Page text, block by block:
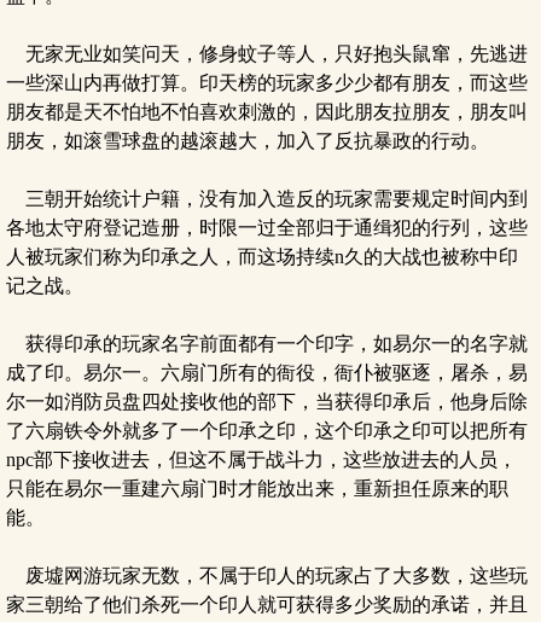
无家无业如笑问天，修身蚊子等人，只好抱头鼠窜，先逃进
一些深山内再做打算。印天榜的玩家多少少都有朋友，而这些
朋友都是天不怕地不怕喜欢刺激的，因此朋友拉朋友，朋友叫
朋友，如滚雪球盘的越滚越大，加入了反抗暴政的行动。
三朝开始统计户籍，没有加入造反的玩家需要规定时间内到
各地太守府登记造册，时限一过全部归于通缉犯的行列，这些
人被玩家们称为印承之人，而这场持续n久的大战也被称中印
记之战。
获得印承的玩家名字前面都有一个印字，如易尔一的名字就
成了印。易尔一。六扇门所有的衙役，衙仆被驱逐，屠杀，易
尔一如消防员盘四处接收他的部下，当获得印承后，他身后除
了六扇铁令外就多了一个印承之印，这个印承之印可以把所有
npc部下接收进去，但这不属于战斗力，这些放进去的人员，
只能在易尔一重建六扇门时才能放出来，重新担任原来的职
能。
废墟网游玩家无数，不属于印人的玩家占了大多数，这些玩
家三朝给了他们杀死一个印人就可获得多少奖励的承诺，并且